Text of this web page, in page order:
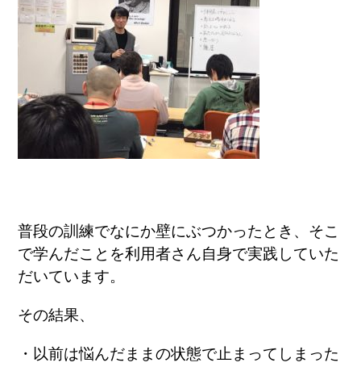
普段の訓練でなにか壁にぶつかったとき、そこ
で学んだことを利用者さん自身で実践していた
だいています。
その結果、
・以前は悩んだままの状態で止まってしまった